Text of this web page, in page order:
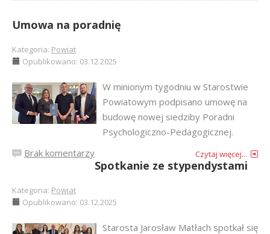
Umowa na poradnię
Kategoria: Powiat
Opublikowano: 03.12.2025
W minionym tygodniu w Starostwie
Powiatowym podpisano umowę na
budowę nowej siedziby Poradni
Psychologiczno-Pedagogicznej.
Brak komentarzy
Czytaj więcej...
Spotkanie ze stypendystami
Kategoria: Powiat
Opublikowano: 03.12.2025
Starosta Jarosław Matłach spotkał się